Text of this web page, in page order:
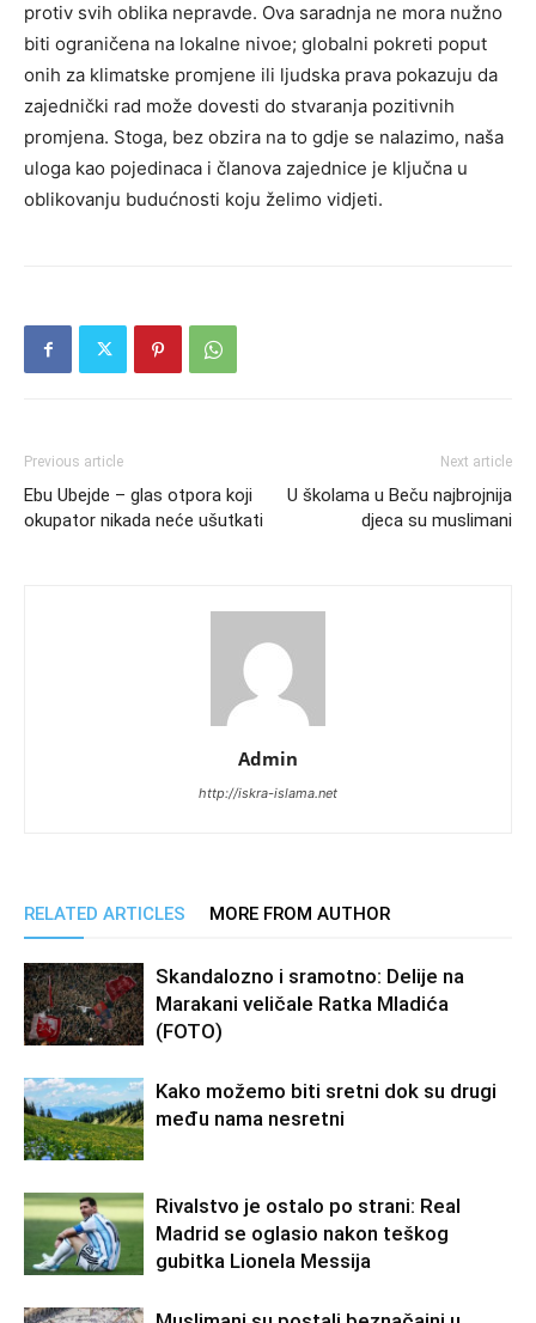
protiv svih oblika nepravde. Ova saradnja ne mora nužno
biti ograničena na lokalne nivoe; globalni pokreti poput
onih za klimatske promjene ili ljudska prava pokazuju da
zajednički rad može dovesti do stvaranja pozitivnih
promjena. Stoga, bez obzira na to gdje se nalazimo, naša
uloga kao pojedinaca i članova zajednice je ključna u
oblikovanju budućnosti koju želimo vidjeti.
Previous article
Ebu Ubejde – glas otpora koji
okupator nikada neće ušutkati
Next article
U školama u Beču najbrojnija
djeca su muslimani
Admin
http://iskra-islama.net
RELATED ARTICLES MORE FROM AUTHOR
Skandalozno i sramotno: Delije na
Marakani veličale Ratka Mladića
(FOTO)
Kako možemo biti sretni dok su drugi
među nama nesretni
Rivalstvo je ostalo po strani: Real
Madrid se oglasio nakon teškog
gubitka Lionela Messija